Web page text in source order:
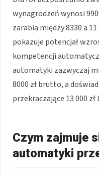
wynagrodzeń wynosi
zarabia między 8330 a
pokazuje potencjał
kompetencji
automatyki zazwyczaj
8000 zł brutto, a
przekraczające 13 000
Czym zajmuje
automatyki